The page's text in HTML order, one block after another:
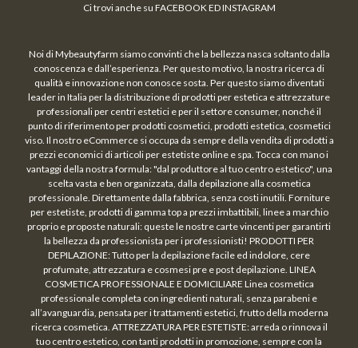
Ci trovi anche su FACEBOOK ED INSTAGRAM
Noi di Mybeautyfarm siamo convinti che la bellezza nasca soltanto dalla
conoscenza e dall’esperienza. Per questo motivo, la nostra ricerca di
qualità e innovazione non conosce sosta. Per questo siamo diventati
leader in Italia per la distribuzione di prodotti per estetica e attrezzature
professionali per centri estetici e per il settore consumer, nonché il
punto di riferimento per prodotti cosmetici, prodotti estetica, cosmetici
viso. Il nostro eCommerce si occupa da sempre della vendita di prodotti a
prezzi economici di articoli per estetiste online e spa. Tocca con mano i
vantaggi della nostra formula: "dal produttore al tuo centro estetico", una
scelta vasta e ben organizzata, dalla depilazione alla cosmetica
professionale. Direttamente dalla fabbrica, senza costi inutili. Forniture
per estetiste, prodotti di gamma top a prezzi imbattibili, linee a marchio
proprio e proposte naturali: queste le nostre carte vincenti per garantirti
la bellezza da professionista per i professionisti! PRODOTTI PER
DEPILAZIONE: Tutto per la depilazione facile ed indolore, cere
profumate, attrezzatura e cosmesi pre e post depilazione. LINEA
COSMETICA PROFESSIONALE E DOMICILIARE Linea cosmetica
professionale completa con ingredienti naturali, senza parabeni e
all’avanguardia, pensata per i trattamenti estetici, frutto della moderna
ricerca cosmetica. ATTREZZATURA PER ESTETISTE: arreda o rinnova il
tuo centro estetico, con tanti prodotti in promozione, sempre con la